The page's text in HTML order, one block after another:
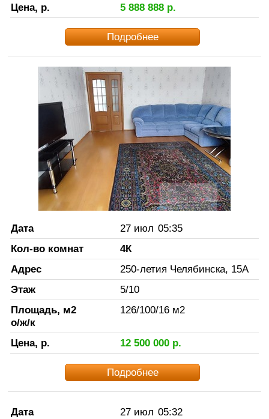
Цена, р. 5 888 888р.
Подробнее
Дата 27 июл 05:35
Кол-во комнат
4К
Адрес
250-летия Челябинска, 15А
Этаж
5/10
Площадь, м2
о/ж/к
126/100/16 м2
Цена, р. 12 500 000р.
Подробнее
Дата 27 июл 05:32